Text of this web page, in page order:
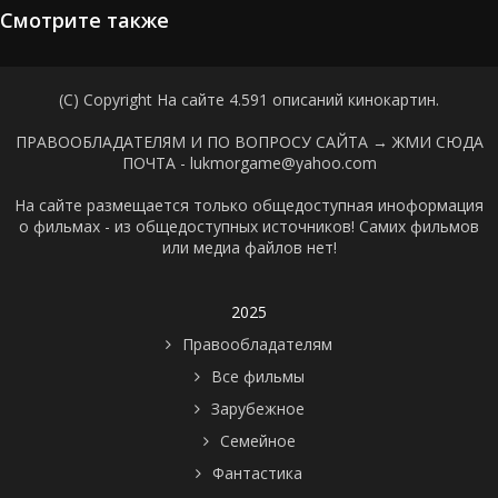
Смотрите также
(C) Copyright На сайте 4.591 описаний кинокартин.
ПРАВООБЛАДАТЕЛЯМ И ПО ВОПРОСУ САЙТА → ЖМИ СЮДА
ПОЧТА - lukmorgame@yahoo.com
На сайте размещается только общедоступная иноформация
о фильмах - из общедоступных источников! Самих фильмов
или медиа файлов нет!
2025
Правообладателям
Все фильмы
Зарубежное
Семейное
Фантастика